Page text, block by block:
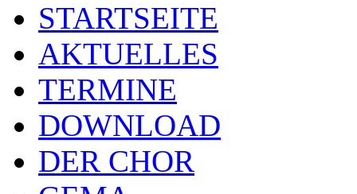
STARTSEITE
AKTUELLES
TERMINE
DOWNLOAD
DER CHOR